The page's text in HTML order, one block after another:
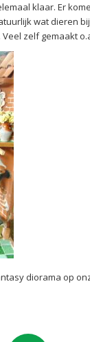
klaar. Er
wat dieren
zelf gemaakt
diorama op